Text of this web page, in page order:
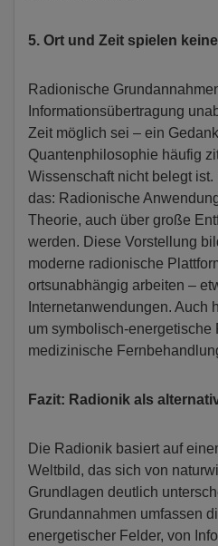
5. Ort und Zeit spielen
Radionische
Informationsübertragung
Zeit möglich sei – ein
Quantenphilosophie häufig
Wissenschaft nicht belegt
das: Radionische
Theorie, auch über große
werden. Diese Vorstellung
moderne radionische
ortsunabhängig arbeiten –
Internetanwendungen. Auch
um symbolisch-energetische
medizinische
Fazit: Radionik als
Die Radionik basiert auf
Weltbild, das sich von
Grundlagen deutlich
Grundannahmen umfassen
energetischer Felder, von